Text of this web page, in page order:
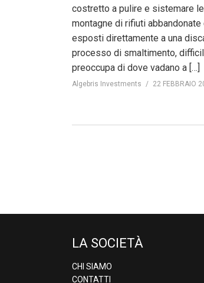
costretto a pulire e sistemare
montagne di rifiuti abbandonate
esposti direttamente a una
processo di smaltimento,
preoccupa di dove vadano a […]
Algebris Investments 22 FEBBRAIO
LA SOCIETÀ
CHI SIAMO
CONTATTI